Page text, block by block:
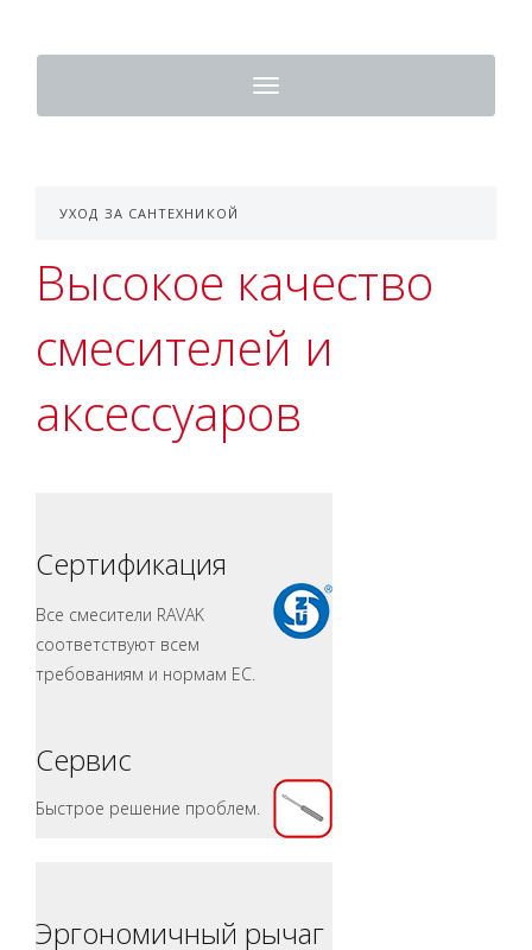
Toggle
navigation
УХОД ЗА САНТЕХНИКОЙ
Высокое качество
смесителей и
аксессуаров
Сертификация
Все смесители RAVAK
соответствуют всем
требованиям и нормам ЕС.
Сервис
Быстрое решение проблем.
Эргономичный рычаг